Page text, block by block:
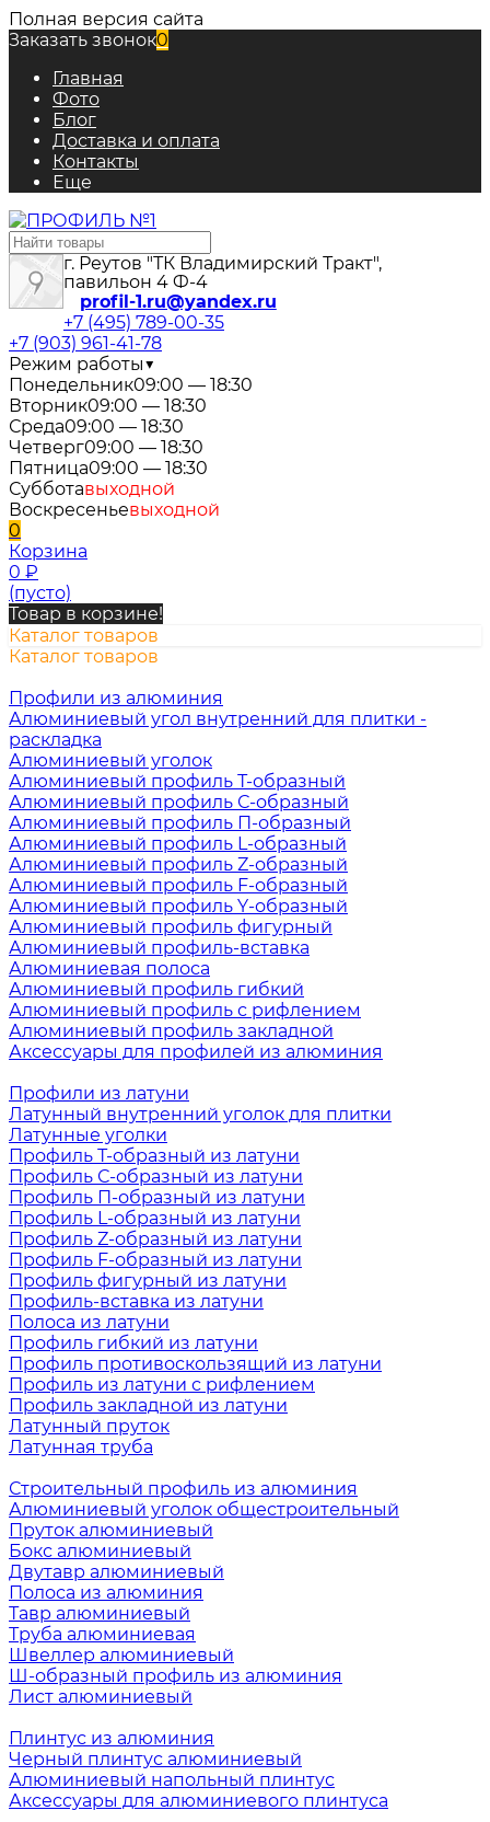
Полная версия сайта
Заказать звонок0
Главная
Фото
Блог
Доставка и оплата
Контакты
Еще
г. Реутов "ТК Владимирский Тракт",
павильон 4 Ф-4
profil-1.ru@yandex.ru
+7 (495) 789-00-35
+7 (903) 961-41-78
Режим работы▼
Понедельник09:00 — 18:30
Вторник09:00 — 18:30
Среда09:00 — 18:30
Четверг09:00 — 18:30
Пятница09:00 — 18:30
Субботавыходной
Воскресеньевыходной
0
Корзина
0 ₽
(пусто)
Товар в корзине!
Каталог товаров
Каталог товаров
Профили из алюминия
Алюминиевый угол внутренний для плитки -
раскладка
Алюминиевый уголок
Алюминиевый профиль Т-образный
Алюминиевый профиль С-образный
Алюминиевый профиль П-образный
Алюминиевый профиль L-образный
Алюминиевый профиль Z-образный
Алюминиевый профиль F-образный
Алюминиевый профиль Y-образный
Алюминиевый профиль фигурный
Алюминиевый профиль-вставка
Алюминиевая полоса
Алюминиевый профиль гибкий
Алюминиевый профиль с рифлением
Алюминиевый профиль закладной
Аксессуары для профилей из алюминия
Профили из латуни
Латунный внутренний уголок для плитки
Латунные уголки
Профиль Т-образный из латуни
Профиль С-образный из латуни
Профиль П-образный из латуни
Профиль L-образный из латуни
Профиль Z-образный из латуни
Профиль F-образный из латуни
Профиль фигурный из латуни
Профиль-вставка из латуни
Полоса из латуни
Профиль гибкий из латуни
Профиль противоскользящий из латуни
Профиль из латуни с рифлением
Профиль закладной из латуни
Латунный пруток
Латунная труба
Строительный профиль из алюминия
Алюминиевый уголок общестроительный
Пруток алюминиевый
Бокс алюминиевый
Двутавр алюминиевый
Полоса из алюминия
Тавр алюминиевый
Труба алюминиевая
Швеллер алюминиевый
Ш-образный профиль из алюминия
Лист алюминиевый
Плинтус из алюминия
Черный плинтус алюминиевый
Алюминиевый напольный плинтус
Аксессуары для алюминиевого плинтуса